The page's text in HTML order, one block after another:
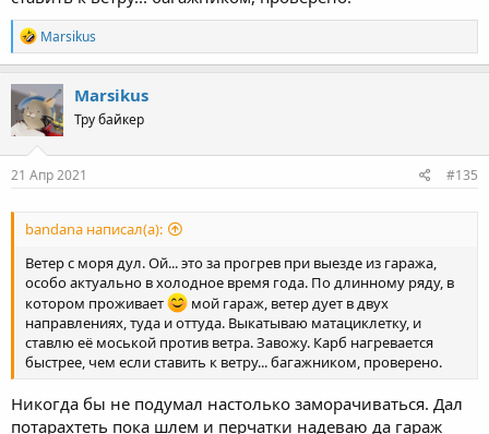
R
e
a
c
t
i
o
n
s
Marsikus
Marsikus
Тру байкер
21 Апр 2021 #135
bandana написал(а):
Ветер с моря дул. Ой... это за прогрев при выезде из гаража,
особо актуально в холодное время года. По длинному ряду, в
котором проживает
мой гараж, ветер дует в двух
направлениях, туда и оттуда. Выкатываю матациклетку, и
ставлю её моськой против ветра. Завожу. Карб нагревается
быстрее, чем если ставить к ветру... багажником, проверено.
Никогда бы не подумал настолько заморачиваться. Дал
потарахтеть пока шлем и перчатки надеваю да гараж